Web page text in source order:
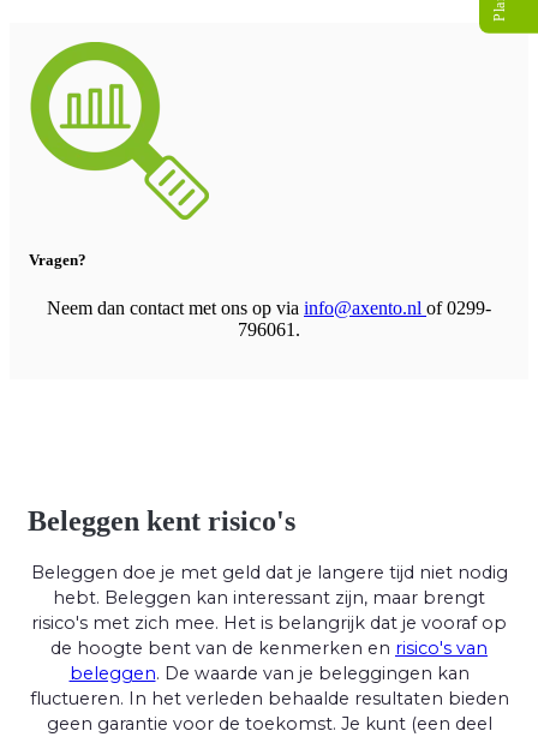
Vragen?
Neem dan contact met ons op via info@axento.nl of 0299-
796061.
Beleggen kent risico's
Beleggen doe je met geld dat je langere tijd niet nodig
hebt. Beleggen kan interessant zijn, maar brengt
risico's met zich mee. Het is belangrijk dat je vooraf op
de hoogte bent van de kenmerken en risico's van
beleggen. De waarde van je beleggingen kan
fluctueren. In het verleden behaalde resultaten bieden
geen garantie voor de toekomst. Je kunt (een deel